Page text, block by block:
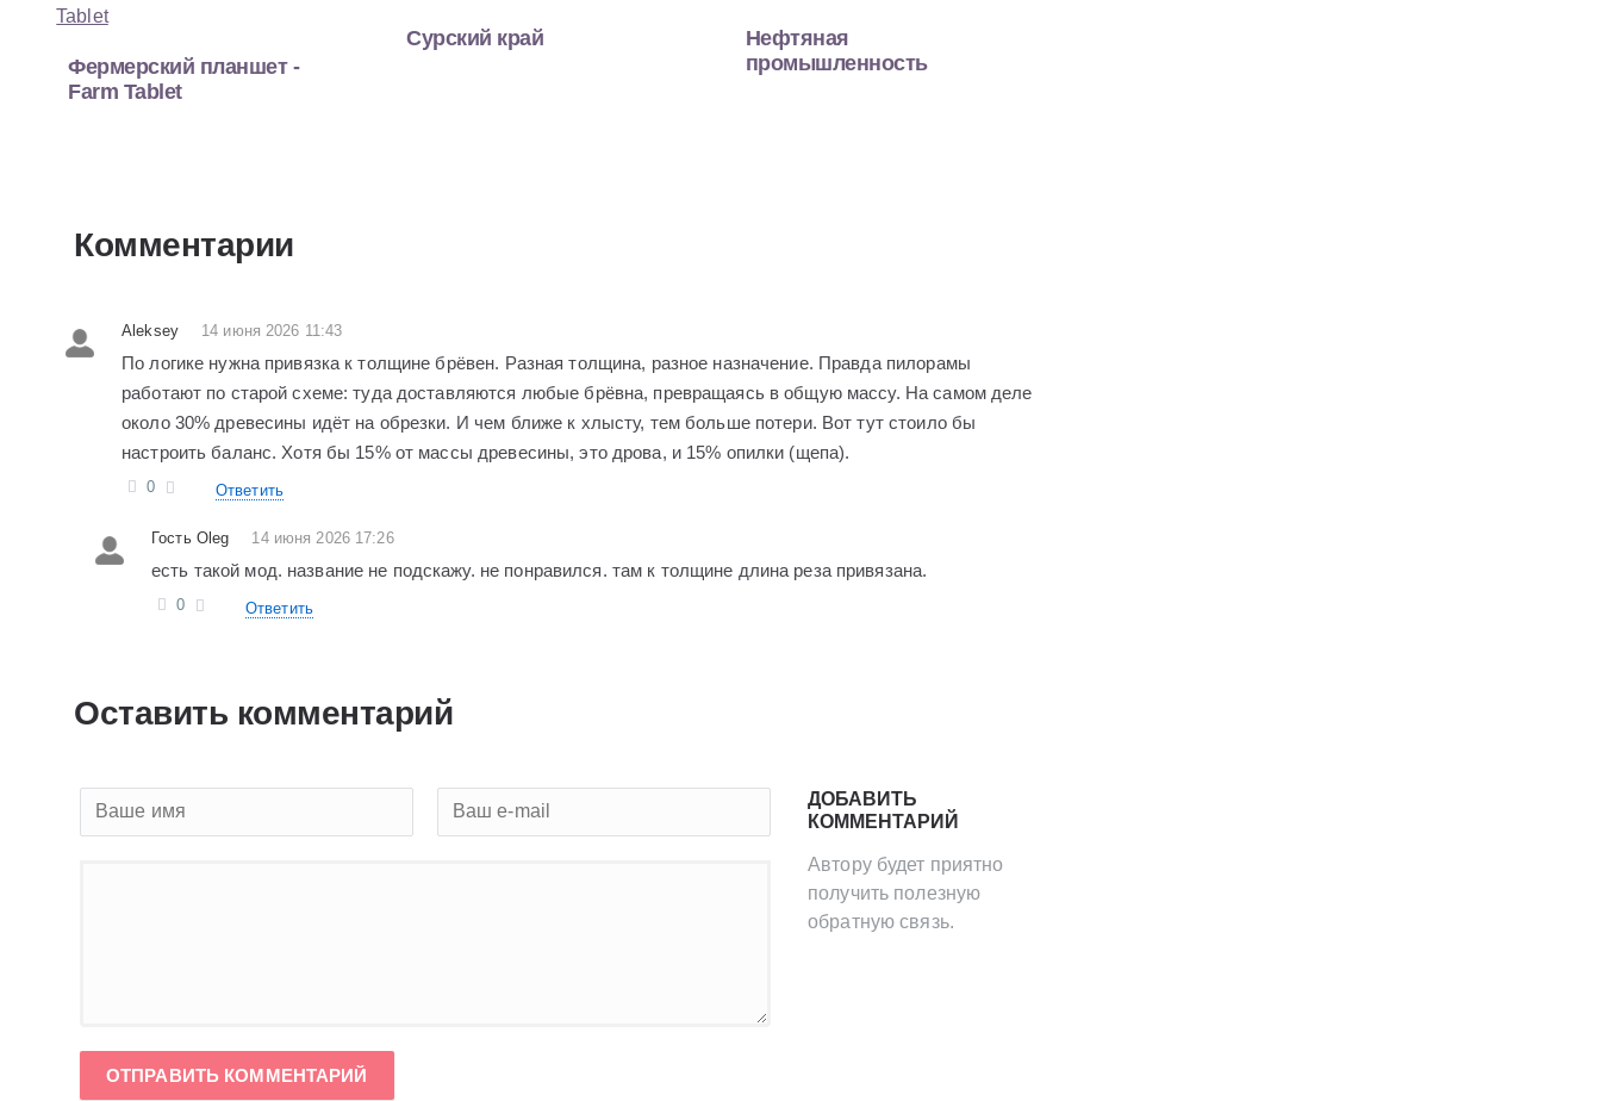
Фермерский планшет -
Farm Tablet
Сурский край
Нефтяная
промышленность
Комментарии
Aleksey 14 июня 2026 11:43
По логике нужна привязка к толщине брёвен. Разная толщина, разное назначение. Правда пилорамы
работают по старой схеме: туда доставляются любые брёвна, превращаясь в общую массу. На самом деле
около 30% древесины идёт на обрезки. И чем ближе к хлысту, тем больше потери. Вот тут стоило бы
настроить баланс. Хотя бы 15% от массы древесины, это дрова, и 15% опилки (щепа).
0 Ответить
Гость Oleg 14 июня 2026 17:26
есть такой мод. название не подскажу. не понравился. там к толщине длина реза привязана.
0 Ответить
Оставить комментарий
ДОБАВИТЬ
КОММЕНТАРИЙ
Автору будет приятно
получить полезную
обратную связь.
ОТПРАВИТЬ КОММЕНТАРИЙ